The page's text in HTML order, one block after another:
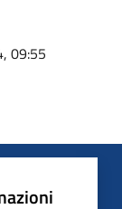
09:55